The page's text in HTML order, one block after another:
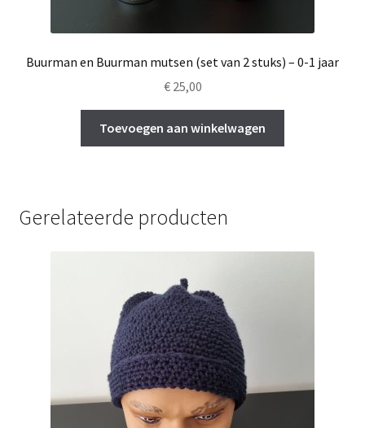
Buurman en Buurman mutsen (set van 2 stuks) – 0-1 jaar
€25,00
Toevoegen aan winkelwagen
Gerelateerde producten